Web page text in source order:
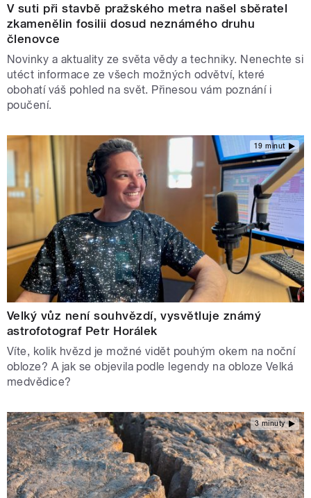
V suti při stavbě pražského metra našel sběratel
zkamenělin fosilii dosud neznámého druhu
členovce
Novinky a aktuality ze světa vědy a techniky. Nenechte si
utéct informace ze všech možných odvětví, které
obohatí váš pohled na svět. Přinesou vám poznání i
poučení.
19 minut
Velký vůz není souhvězdí, vysvětluje známý
astrofotograf Petr Horálek
Víte, kolik hvězd je možné vidět pouhým okem na noční
obloze? A jak se objevila podle legendy na obloze Velká
medvědice?
3 minuty